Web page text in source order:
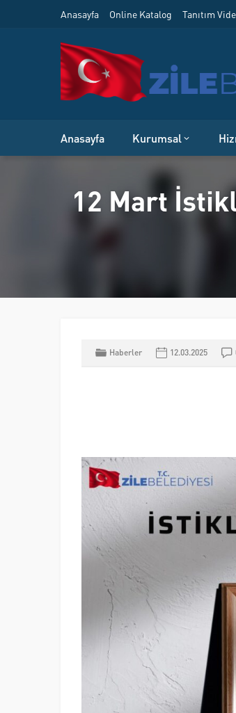
Anasayfa Online Katalog Tanıtım
Anasayfa Kurumsal
12 Mart
Haberler 12.03.2025